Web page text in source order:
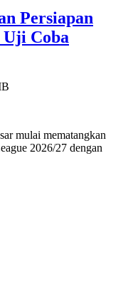
Persiapan
Uji Coba
mulai mematangkan
2026/27 dengan